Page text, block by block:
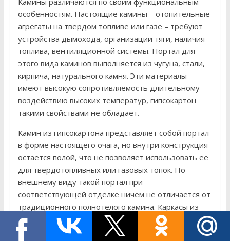
особенностям. Настоящие камины – отопительные
агрегаты на твердом топливе или газе – требуют
устройства дымохода, организации тяги, наличия
топлива, вентиляционной системы. Портал для
этого вида каминов выполняется из чугуна, стали,
кирпича, натурального камня. Эти материалы
имеют высокую сопротивляемость длительному
воздействию высоких температур, гипсокартон
такими свойствами не обладает.
Камин из гипсокартона представляет собой портал
в форме настоящего очага, но внутри конструкция
остается полой, что не позволяет использовать ее
для твердотопливных или газовых топок. По
внешнему виду такой портал при
соответствующей отделке ничем не отличается от
традиционного полнотелого камина. Каркасы из
гипсокартона применяют для обустройства
декоративных порталов и для размещения